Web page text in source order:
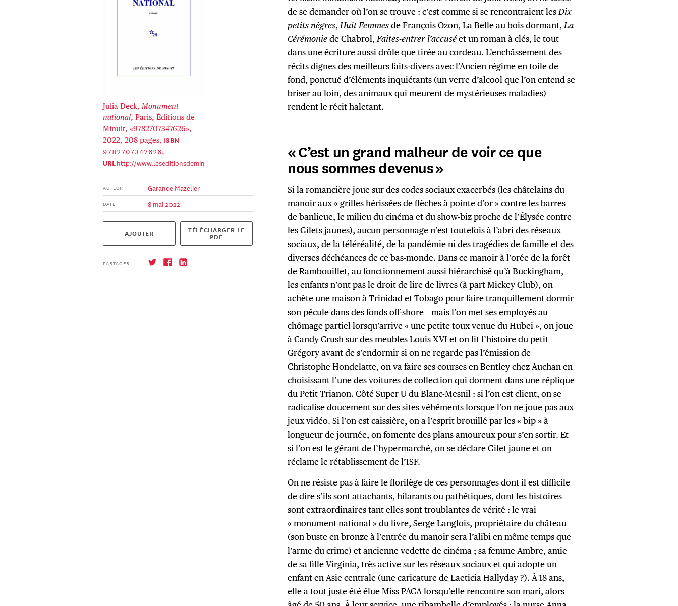
Julia Deck, Monument
national, Paris, Éditions de
Minuit, «9782707347626»,
2022, 208 pages, ISBN
9782707347626,
URLhttp://www.leseditionsdemin
3366-1-1-0-1.html
AUTEUR Garance Mazelier
DATE 8 mai 2022
AJOUTER TÉLÉCHARGER LE
PDF
PARTAGER
de se demander où l’on se trouve : c’est comme si se rencontraient les Dix
petits nègres, Huit Femmesde François Ozon, La Belle au bois dormant, La
Cérémoniede Chabrol, Faites-entrer l’accuséet un roman à clés, le tout
dans une écriture aussi drôle que tirée au cordeau. L’enchâssement des
récits dignes des meilleurs faits-divers avec l’Ancien régime en toile de
fond, ponctué d’éléments inquiétants (un verre d’alcool que l’on entend se
briser au loin, des animaux qui meurent de mystérieuses maladies)
rendent le récit haletant.
« C’est un grand malheur de voir ce que
nous sommes devenus »
Si la romancière joue sur des codes sociaux exacerbés (les châtelains du
manoir aux « grilles hérissées de flèches à pointe d’or » contre les barres
de banlieue, le milieu du cinéma et du show-biz proche de l’Élysée contre
les Gilets jaunes), aucun personnage n’est toutefois à l’abri des réseaux
sociaux, de la téléréalité, de la pandémie ni des tragédies de famille et des
diverses déchéances de ce bas-monde. Dans ce manoir à l’orée de la forêt
de Rambouillet, au fonctionnement aussi hiérarchisé qu’à Buckingham,
les enfants n’ont pas le droit de lire de livres (à part Mickey Club), on
achète une maison à Trinidad et Tobago pour faire tranquillement dormir
son pécule dans des fonds off-shore – mais l’on met ses employés au
chômage partiel lorsqu’arrive « une petite toux venue du Hubei », on joue
à Candy Crush sur des meubles Louis XVI et on lit l’histoire du petit
Grégory avant de s’endormir si on ne regarde pas l’émission de
Christophe Hondelatte, on va faire ses courses en Bentley chez Auchan en
choisissant l’une des voitures de collection qui dorment dans une réplique
du Petit Trianon. Côté Super U du Blanc-Mesnil : si l’on est client, on se
radicalise doucement sur des sites véhéments lorsque l’on ne joue pas aux
jeux vidéo. Si l’on est caissière, on a l’esprit brouillé par les « bip » à
longueur de journée, on fomente des plans amoureux pour s’en sortir. Et
si l’on est le gérant de l’hypermarché, on se déclare Gilet jaune et on
réclame le rétablissement de l’ISF.
On ne résiste pas à faire le florilège de ces personnages dont il est difficile
de dire s’ils sont attachants, hilarants ou pathétiques, dont les histoires
sont extraordinaires tant elles sont troublantes de vérité : le vrai
« monument national » du livre, Serge Langlois, propriétaire du château
(son buste en bronze à l’entrée du manoir sera l’alibi en même temps que
l’arme du crime) et ancienne vedette de cinéma ; sa femme Ambre, amie
de sa fille Virginia, très active sur les réseaux sociaux et qui adopte un
enfant en Asie centrale (une caricature de Laeticia Hallyday ?). À 18 ans,
elle a tout juste été élue Miss PACA lorsqu’elle rencontre son mari, alors